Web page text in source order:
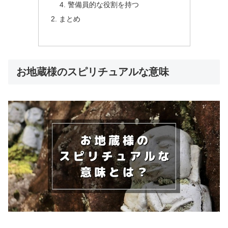
警備員的な役割を持つ
まとめ
お地蔵様のスピリチュアルな意味